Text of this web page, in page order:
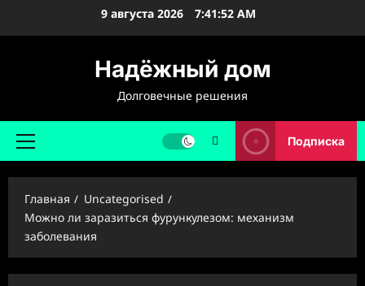
9 августа 2026 7:41:53 AM
Надёжный дом
Долговечные решения
Основное
Подписка
Главная
Uncategorised
Можно ли заразиться фурункулезом: механизм
заболевания